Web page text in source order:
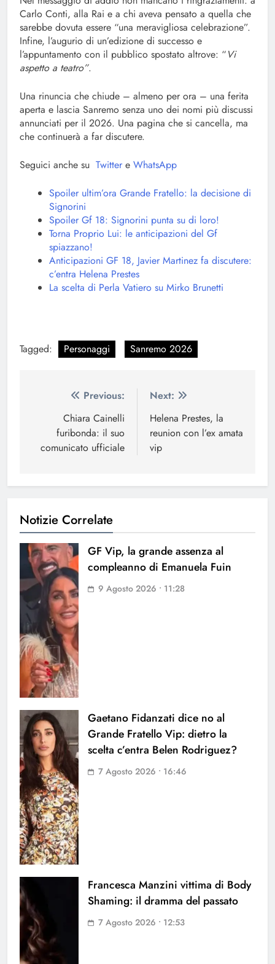
Carlo Conti, alla Rai e a chi aveva pensato a quella che
sarebbe dovuta essere “una meravigliosa celebrazione”.
Infine, l’augurio di un’edizione di successo e
l’appuntamento con il pubblico spostato altrove: “Vi
aspetto a teatro”.
Una rinuncia che chiude – almeno per ora – una ferita
aperta e lascia Sanremo senza uno dei nomi più discussi
annunciati per il 2026. Una pagina che si cancella, ma
che continuerà a far discutere.
Seguici anche su Twitter e WhatsApp
Spoiler ultim’ora Grande Fratello: la decisione di
Signorini
Spoiler Gf 18: Signorini punta su di loro!
Torna Proprio Lui: le anticipazioni del Gf
spiazzano!
Anticipazioni GF 18, Javier Martinez fa discutere:
c’entra Helena Prestes
La scelta di Perla Vatiero su Mirko Brunetti
Tagged: Personaggi Sanremo 2026
Navigazione
articoli
Previous:
Chiara Cainelli
furibonda: il suo
comunicato ufficiale
Next:
Helena Prestes, la
reunion con l’ex amata
vip
Notizie Correlate
GF Vip, la grande assenza al
compleanno di Emanuela Fuin
9 Agosto 2026 • 11:28
Gaetano Fidanzati dice no al
Grande Fratello Vip: dietro la
scelta c’entra Belen Rodriguez?
7 Agosto 2026 • 16:46
Francesca Manzini vittima di Body
Shaming: il dramma del passato
7 Agosto 2026 • 12:53